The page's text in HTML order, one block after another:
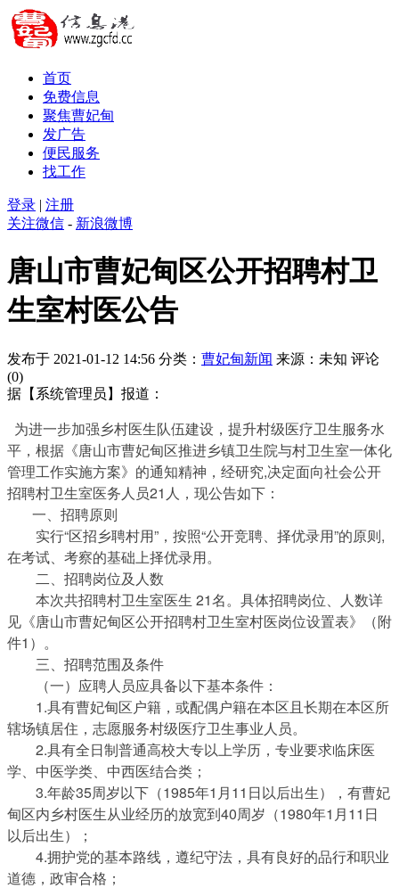
首页
免费信息
聚焦曹妃甸
发广告
便民服务
找工作
登录 | 注册
关注微信 - 新浪微博
唐山市曹妃甸区公开招聘村卫
生室村医公告
发布于 2021-01-12 14:56 分类： 曹妃甸新闻 来源：未知 评论
(0)
据【系统管理员】报道：
为进一步加强乡村医生队伍建设，提升村级医疗卫生服务水
平，根据《唐山市曹妃甸区推进乡镇卫生院与村卫生室一体化
管理工作实施方案》的通知精神，经研究,决定面向社会公开
招聘村卫生室医务人员21人，现公告如下：
一、招聘原则
实行“区招乡聘村用”，按照“公开竞聘、择优录用”的原则,
在考试、考察的基础上择优录用。
二、招聘岗位及人数
本次共招聘村卫生室医生 21名。具体招聘岗位、人数详
见《唐山市曹妃甸区公开招聘村卫生室村医岗位设置表》（附
件1）。
三、招聘范围及条件
（一）应聘人员应具备以下基本条件：
1.具有曹妃甸区户籍，或配偶户籍在本区且长期在本区所
辖场镇居住，志愿服务村级医疗卫生事业人员。
2.具有全日制普通高校大专以上学历，专业要求临床医
学、中医学类、中西医结合类；
3.年龄35周岁以下（1985年1月11日以后出生），有曹妃
甸区内乡村医生从业经历的放宽到40周岁（1980年1月11日
以后出生）；
4.拥护党的基本路线，遵纪守法，具有良好的品行和职业
道德，政审合格；